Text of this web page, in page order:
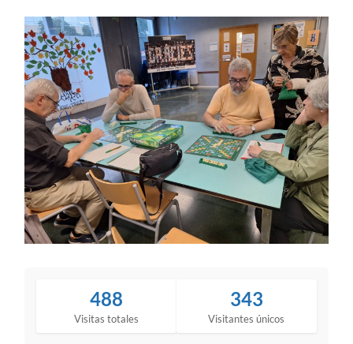
488
Visitas totales
343
Visitantes únicos